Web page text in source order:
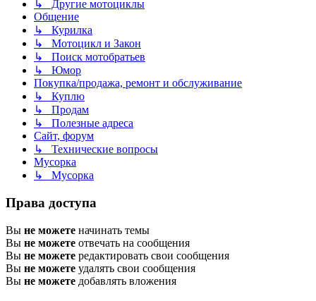
↳ Другие мотоциклы
Общение
↳ Курилка
↳ Мотоцикл и Закон
↳ Поиск мотобратьев
↳ Юмор
Покупка/продажа, ремонт и обслуживание
↳ Куплю
↳ Продам
↳ Полезные адреса
Сайт, форум
↳ Технические вопросы
Мусорка
↳ Мусорка
Права доступа
Вы не можете начинать темы
Вы не можете отвечать на сообщения
Вы не можете редактировать свои сообщения
Вы не можете удалять свои сообщения
Вы не можете добавлять вложения